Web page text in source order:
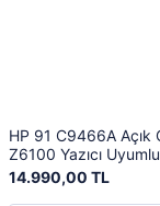
HP 91 C9466A
Z6100 Yazıcı Uyumlu
14.990,00 TL